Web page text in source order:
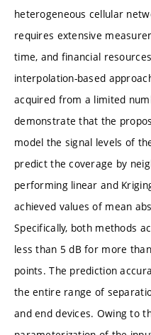
heterogeneous cellular
requires extensive
time, and financial
interpolation-based
acquired from a limited
demonstrate that the
model the signal levels of
predict the coverage by
performing linear and
achieved values of mean
Specifically, both methods
less than 5 dB for more
points. The prediction
the entire range of
and end devices. Owing to